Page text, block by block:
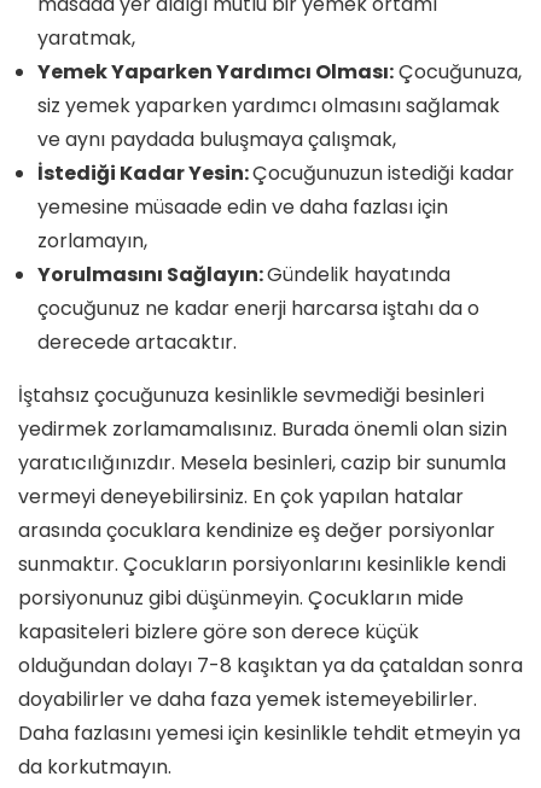
yaratmak,
Yemek Yaparken Yardımcı Olması:Çocuğunuza,
siz yemek yaparken yardımcı olmasını sağlamak
ve aynı paydada buluşmaya çalışmak,
İstediği Kadar Yesin:Çocuğunuzun istediği kadar
yemesine müsaade edin ve daha fazlası için
zorlamayın,
Yorulmasını Sağlayın:Gündelik hayatında
çocuğunuz ne kadar enerji harcarsa iştahı da o
derecede artacaktır.
İştahsız çocuğunuza kesinlikle sevmediği besinleri
yedirmek zorlamamalısınız. Burada önemli olan sizin
yaratıcılığınızdır. Mesela besinleri, cazip bir sunumla
vermeyi deneyebilirsiniz. En çok yapılan hatalar
arasında çocuklara kendinize eş değer porsiyonlar
sunmaktır. Çocukların porsiyonlarını kesinlikle kendi
porsiyonunuz gibi düşünmeyin. Çocukların mide
kapasiteleri bizlere göre son derece küçük
olduğundan dolayı 7-8 kaşıktan ya da çataldan sonra
doyabilirler ve daha faza yemek istemeyebilirler.
Daha fazlasını yemesi için kesinlikle tehdit etmeyin ya
da korkutmayın.